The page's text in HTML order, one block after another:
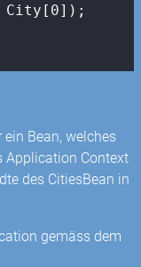
City[ 0]);
Bean, welches
Application Context
des CitiesBean in
gemäss dem